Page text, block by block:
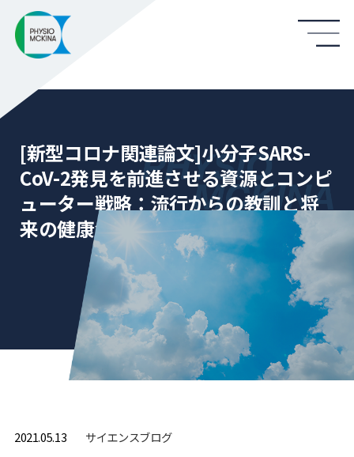
[新型コロナ関連論文]小分子SARS-
CoV-2発見を前進させる資源とコンピ
ューター戦略：流行からの教訓と将
来の健康危機への準備
2021.05.13 サイエンスブログ